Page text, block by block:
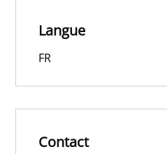
Langue
FR
Contact